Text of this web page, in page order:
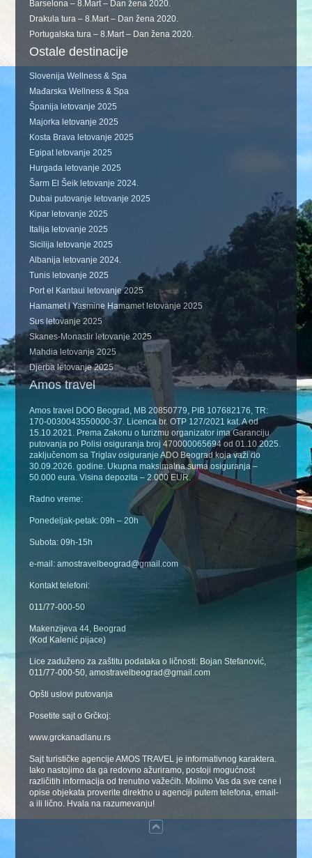
Barselona – 8.Mart – Dan žena 2020.
Drakula tura – 8.Mart – Dan žena 2020.
Portugalska tura – 8.Mart – Dan žena 2020.
Ostale destinacije
Slovenija Wellness & Spa
Mađarska Wellness & Spa
Španija letovanje 2025
Majorka letovanje 2025
Kosta Brava letovanje 2025
Egipat letovanje 2025
Hurgada letovanje 2025
Šarm El Šeik letovanje 2024.
Dubai putovanje letovanje 2025
Kipar letovanje 2025
Italija letovanje 2025
Sicilija letovanje 2025
Albanija letovanje 2024.
Tunis letovanje 2025
Port el Kantaui letovanje 2025
Hamamet i Yasmine Hamamet letovanje 2025
Sus letovanje 2025
Skanes-Monastir letovanje 2025
Mahdia letovanje 2025
Djerba letovanje 2025
Amos travel
Amos travel DOO Beograd, MB 20850779, PIB 107682176, TR:
170-0030043550000-37. Licenca br. OTP 127/2021 kat. A od
15.10.2021. Prema Zakonu o turizmu organizator ima Garanciju
putovanja po Polisi osiguranja broj 470000065694 od 01.10.2025.
zaključenom sa Triglav osiguranje ADO Beograd koja važi do
30.09.2026. godine. Ukupna maksimalna suma osiguranja –
50.000 eura. Visina depozita – 2.000 EUR.
Radno vreme:
Ponedeljak-petak: 09h – 20h
Subota: 09h-15h
e-mail: amostravelbeograd@gmail.com
Kontakt telefoni:
011/77-000-50
Makenzijeva 44, Beograd
(Kod Kalenić pijace)
Lice zaduženo za zaštitu podataka o ličnosti: Bojan Stefanović,
011/77-000-50, amostravelbeograd@gmail.com
Opšti uslovi putovanja
Posetite sajt o Grčkoj:
www.grckanadlanu.rs
Sajt turističke agencije AMOS TRAVEL je informativnog karaktera.
Iako nastojimo da ga redovno ažuriramo, postoji mogućnost
različitih informacija od trenutno važećih. Molimo Vas da sve cene i
opise objekata proverite direktno u agenciji putem telefona, email-
a ili lično. Hvala na razumevanju!